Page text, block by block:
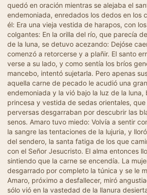
quedó en oración mientras se alejaba el
endemoniada, enredados los dedos en los
él: Era una vieja vestida de harapos, con
colgantes: En la orilla del río, que parecía
de la luna, se detuvo acezando: Dejóse
comenzó a retorcerse y a plañir. El santo
verse a su lado, y como sentía los bríos
mancebo, intentó sujetarla. Pero apenas
aquella carne de pecado le acudió una
endemoniada y la vió bajo la luz de la luna,
princesa y vestida de sedas orientales, que
perversas desgarraban por descubrir las
senos. Amaro tuvo miedo: Volvía a sentir
la sangre las tentaciones de la lujuria, y
del sendero, la santa fatiga de los que
con el Señor Jesucristo. El alma entonces
sintiendo que la carne se encendía. La
desgarrado por completo la túnica y se le
Amaro, próximo a desfallecer, miró
sólo vió en la vastedad de la llanura